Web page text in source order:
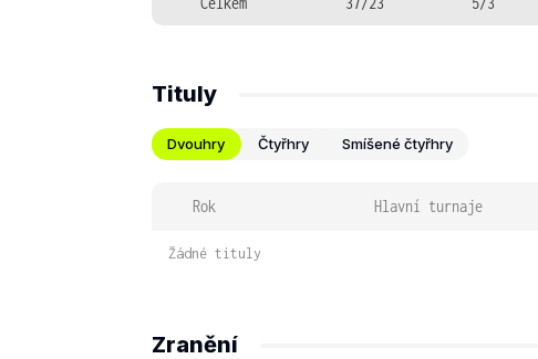
Tituly
Dvouhry Čtyřhry Smíšené čtyřhry
Rok Hlavní turnaje
Žádné tituly
Zranění